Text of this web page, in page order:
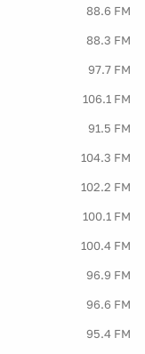
88.6 FM
88.3 FM
97.7 FM
106.1 FM
91.5 FM
104.3 FM
102.2 FM
100.1 FM
100.4 FM
96.9 FM
96.6 FM
95.4 FM